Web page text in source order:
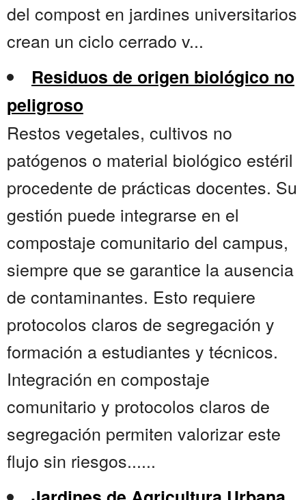
del compost en jardines universitarios
crean un ciclo cerrado v...
Residuos de origen biológico no
peligroso
Restos vegetales, cultivos no
patógenos o material biológico estéril
procedente de prácticas docentes. Su
gestión puede integrarse en el
compostaje comunitario del campus,
siempre que se garantice la ausencia
de contaminantes. Esto requiere
protocolos claros de segregación y
formación a estudiantes y técnicos.
Integración en compostaje
comunitario y protocolos claros de
segregación permiten valorizar este
flujo sin riesgos......